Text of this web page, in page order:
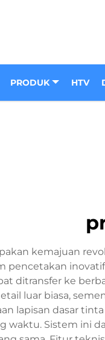
PRODUK HTV
kemajuan
pencetakan
ditransfer ke
luar biasa,
lapisan dasar
waktu. Sistem ini